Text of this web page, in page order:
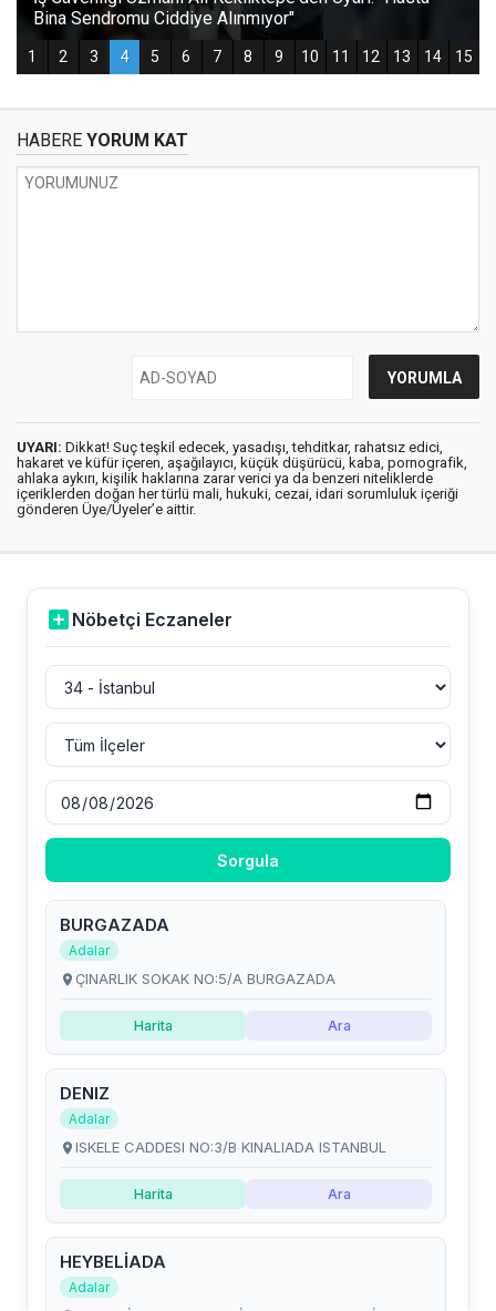
HABERE YORUM KAT
UYARI: Dikkat! Suç teşkil edecek, yasadışı, tehditkar, rahatsız edici,
hakaret ve küfür içeren, aşağılayıcı, küçük düşürücü, kaba, pornografik,
ahlaka aykırı, kişilik haklarına zarar verici ya da benzeri niteliklerde
içeriklerden doğan her türlü mali, hukuki, cezai, idari sorumluluk içeriği
gönderen Üye/Üyeler’e aittir.